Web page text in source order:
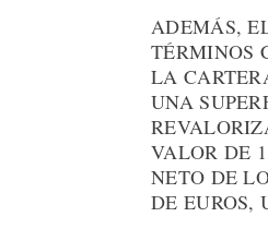
ADEMÁS,
TÉRMINOS
LA
UNA
VALOR DE
NETO DE
DE EUROS,